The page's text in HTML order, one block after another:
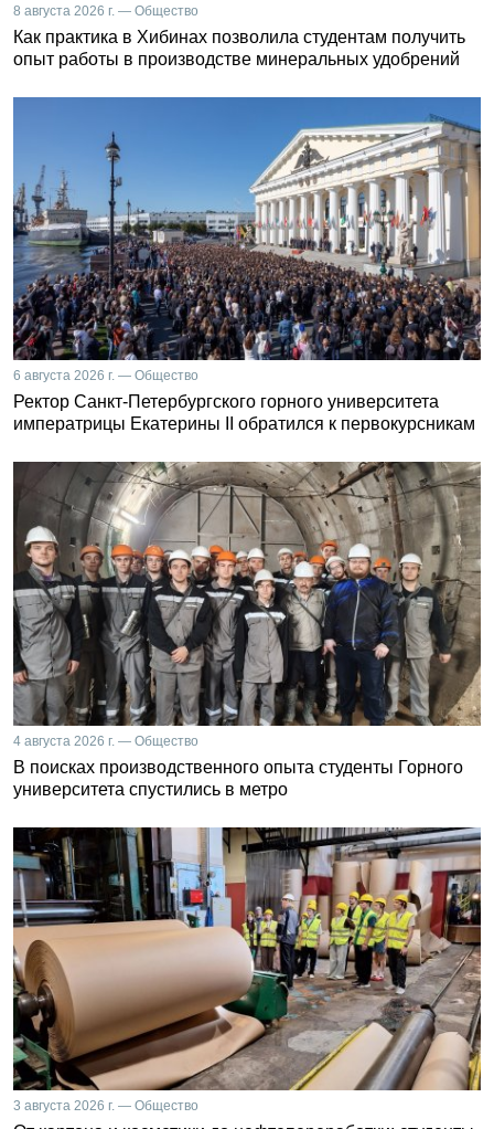
8 августа 2026 г. — Общество
Как практика в Хибинах позволила студентам получить
опыт работы в производстве минеральных удобрений
6 августа 2026 г. — Общество
Ректор Санкт-Петербургского горного университета
императрицы Екатерины II обратился к первокурсникам
4 августа 2026 г. — Общество
В поисках производственного опыта студенты Горного
университета спустились в метро
3 августа 2026 г. — Общество